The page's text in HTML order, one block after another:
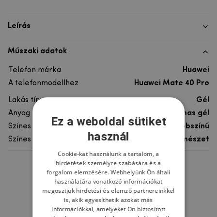
Leírás
Műszaki adatok
Telefon márka
Huawei
A telefonmodellhez
Huawei Mate 40 Pro
Lakás típusa
Gél
Anyag
rugalmas gél
Színes
többszínű
Színes motívum
Természet
Ne felejtsd el
Ez a weboldal sütiket
használ
Cookie-kat használunk a tartalom, a
hirdetések személyre szabására és a
forgalom elemzésére. Webhelyünk Ön általi
használatára vonatkozó információkat
megosztjuk hirdetési és elemző partnereinkkel
is, akik egyesíthetik azokat más
információkkal, amelyeket Ön biztosított